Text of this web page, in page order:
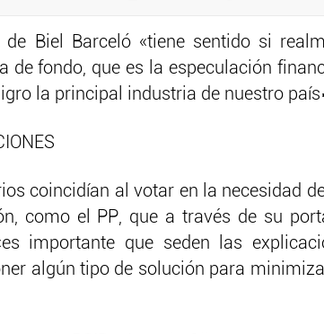
Biel Barceló «tiene sentido si
de fondo, que es la especulación
la principal industria de nuestro
coincidían al votar en la necesidad
como el PP, que a través de su
importante que seden las
algún tipo de solución para